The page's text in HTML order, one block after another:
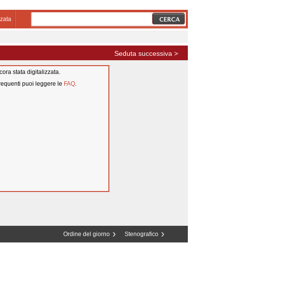
Seduta successiva >
stata digitalizzata.
puoi leggere le FAQ.
Ordine del giorno Stenografico